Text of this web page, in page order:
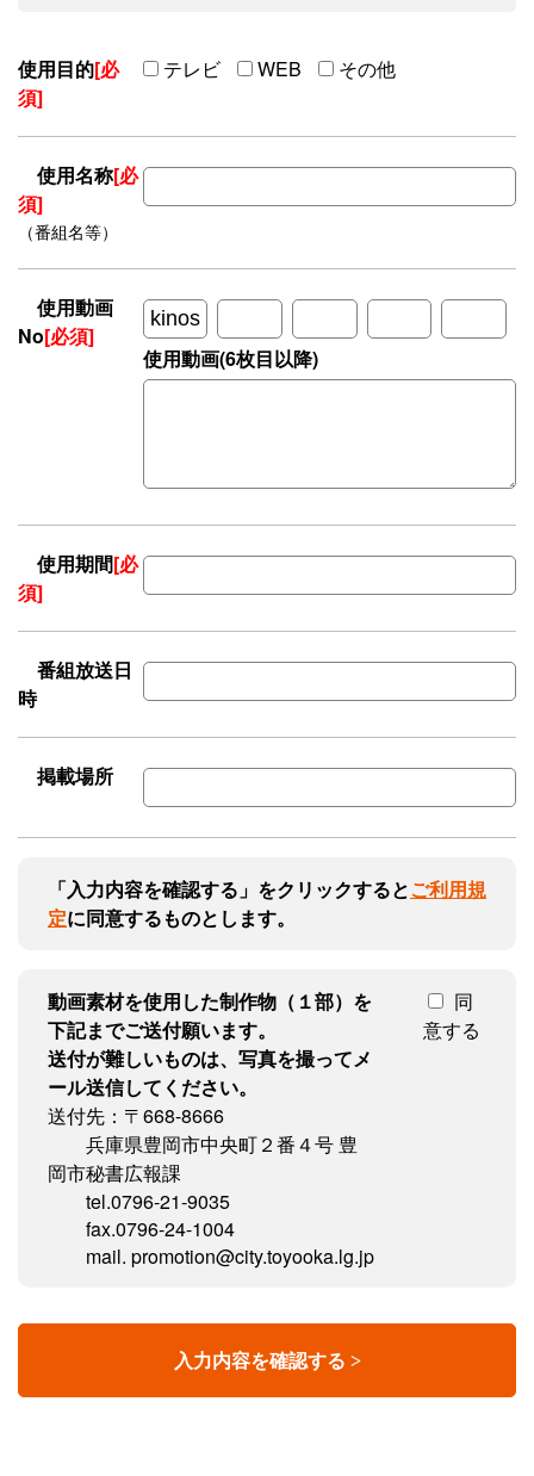
使用目的[必
須]
テレビ WEB その他
使用名称[必
須]
（番組名等）
使用動画
No[必須]
使用動画(6枚目以降)
使用期間[必
須]
番組放送日
時
掲載場所
「入力内容を確認する」をクリックするとご利用規
定に同意するものとします。
動画素材を使用した制作物（１部）を
下記までご送付願います。
送付が難しいものは、写真を撮ってメ
ール送信してください。
送付先：〒668-8666
兵庫県豊岡市中央町２番４号 豊
岡市秘書広報課
tel.0796-21-9035
fax.0796-24-1004
mail. promotion@city.toyooka.lg.jp
同
意する